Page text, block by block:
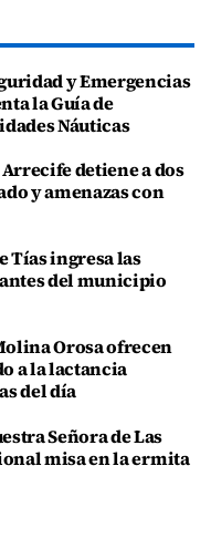
y Emergencias
la Guía de
Náuticas
detiene a dos
y amenazas con
Tías ingresa las
del municipio
Orosa ofrecen
a la lactancia
del día
Señora de Las
misa en la ermita